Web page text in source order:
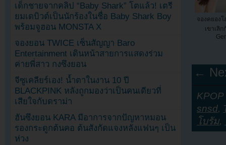
จองคยอง
เขาเลิก
←
snsd,
โบรัม,
เด็กชายจากคลิป “Baby Shark” โตแล้ว! เตรี
ยมเดบิวต์เป็นนักร้องในชื่อ Baby Shark Boy
พร้อมจูฮอน MONSTA X
จองยอน TWICE เซ็นสัญญา Baro
Entertainment เดินหน้าสายการแสดงร่วม
ค่ายพี่สาว กงซึงยอน
จีซูเคลียร์เอง! น้ำตาในงาน 10 ปี
BLACKPINK หลังถูกมองว่าเป็นคนเดียวที่
เสียใจกับดราม่า
ฮันซึงยอน KARA มีอาการจากปัญหาหมอน
รองกระดูกต้นคอ ต้นสังกัดแจงหลังแฟนๆ เป็น
ห่วง